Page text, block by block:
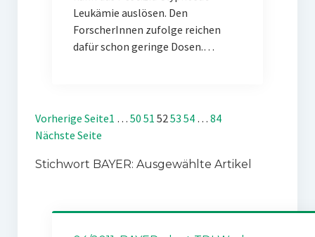
Leukämie auslösen. Den
ForscherInnen zufolge reichen
dafür schon geringe Dosen.…
Vorherige Seite1 … 50 51 5253 54 … 84
Nächste Seite
Stichwort BAYER: Ausgewählte Artikel